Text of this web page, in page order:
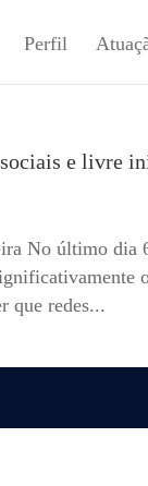
Perfil
sociais e livre
No último dia
que redes...